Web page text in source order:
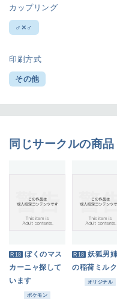
カップリング
♂×♂
印刷方式
その他
同じサークルの商品
R18 ぼくのマス
カーニャ探して
います
ポケモン
R18 妖狐男
の稲荷ミルク
オリジナル